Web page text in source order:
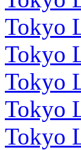
Tokyo
Tokyo
Tokyo
Tokyo
Tokyo